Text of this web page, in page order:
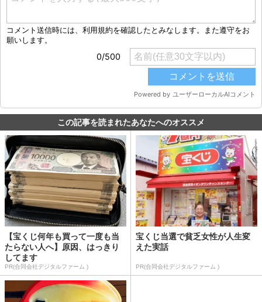
この記事を読まれたあなたへのオススメ
【宝くじ何年も買って一度も当
たらない人へ】原因、はっきり
してます
PR(合同会社デジタルファーム )
宝くじ当選で貧乏女性が人生変
えた実話
PR(合同会社デジタルファーム )